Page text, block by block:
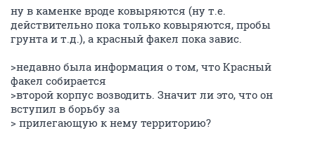
ну в каменке вроде ковыряются (ну т.е.
действительно пока только ковыряются, пробы
грунта и т.д.), а красный факел пока завис.
>недавно была информация о том, что Красный
факел собирается
>второй корпус возводить. Значит ли это, что он
вступил в борьбу за
> прилегающую к нему территорию?